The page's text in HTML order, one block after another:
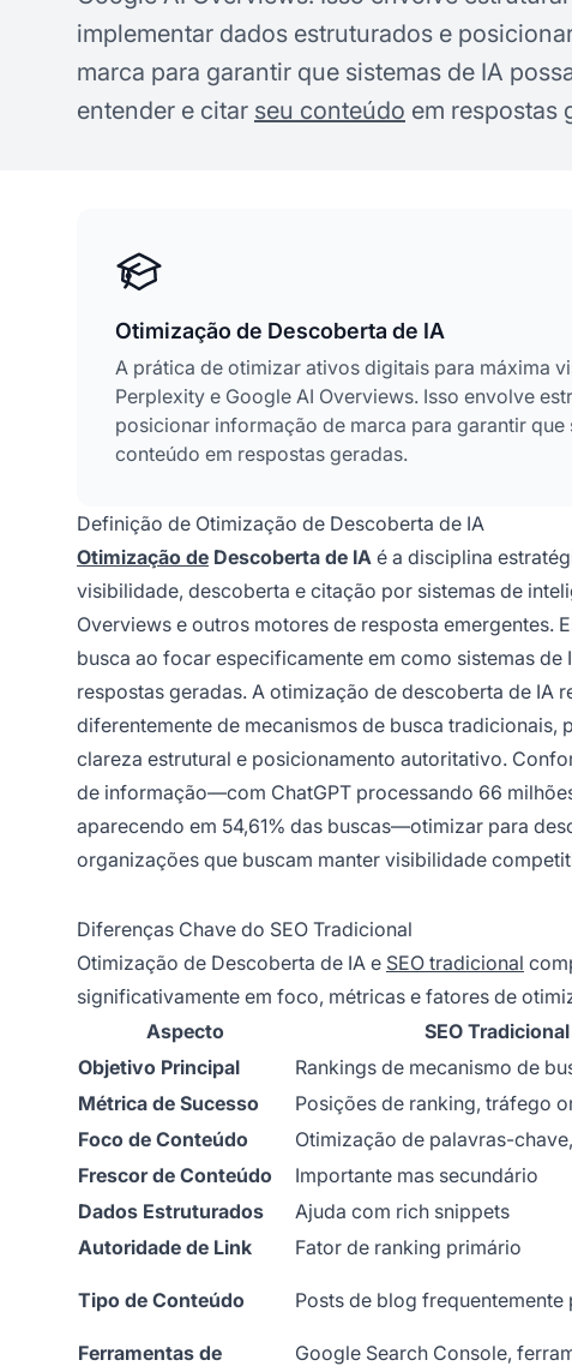
implementar dados estruturados e
marca para garantir que sistemas de IA
entender e citar seu conteúdo em respostas
Otimização de Descoberta de IA
A prática de otimizar ativos digitais para máxima
Perplexity e Google AI Overviews. Isso envolve
posicionar informação de marca para garantir
conteúdo em respostas geradas.
Definição de Otimização de Descoberta de IA
Otimização de Descoberta de IA é a disciplina
visibilidade, descoberta e citação por sistemas de
Overviews e outros motores de resposta emergentes.
busca ao focar especificamente em como sistemas
respostas geradas. A otimização de descoberta de IA
diferentemente de mecanismos de busca
clareza estrutural e posicionamento autoritativo.
de informação—com ChatGPT processando 66
aparecendo em 54,61% das buscas—otimizar para
organizações que buscam manter visibilidade
Diferenças Chave do SEO Tradicional
Otimização de Descoberta de IA e SEO tradicional
significativamente em foco, métricas e fatores de
Aspecto
SEO Tradicional
Objetivo Principal
Rankings de mecanismo de
Métrica de Sucesso
Posições de ranking, tráfego
Foco de Conteúdo
Otimização de palavras-
Frescor de Conteúdo
Importante mas secundário
Dados Estruturados
Ajuda com rich snippets
Autoridade de Link
Fator de ranking primário
Tipo de Conteúdo Posts de blog
Ferramentas de
Google Search Console,